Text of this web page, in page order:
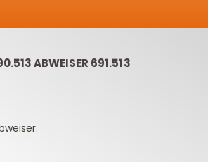
ABWEISER 691.513